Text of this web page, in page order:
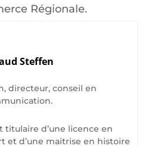
Régionale.
Steffen
directeur, conseil en
titulaire d’une licence en
et d’une maitrise en histoire